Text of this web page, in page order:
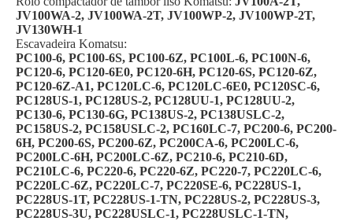
JV100WA-2, JV100WA-2T, JV100WP-2, JV100WP-2T,
JV130WH-1
Escavadeira Komatsu:
PC100-6, PC100-6S, PC100-6Z, PC100L-6, PC100N-6,
PC120-6, PC120-6E0, PC120-6H, PC120-6S, PC120-6Z,
PC120-6Z-A1, PC120LC-6, PC120LC-6E0, PC120SC-6,
PC128US-1, PC128US-2, PC128UU-1, PC128UU-2,
PC130-6, PC130-6G, PC138US-2, PC138USLC-2,
PC158US-2, PC158USLC-2, PC160LC-7, PC200-6, PC200-
6H, PC200-6S, PC200-6Z, PC200CA-6, PC200LC-6,
PC200LC-6H, PC200LC-6Z, PC210-6, PC210-6D,
PC210LC-6, PC220-6, PC220-6Z, PC220-7, PC220LC-6,
PC220LC-6Z, PC220LC-7, PC220SE-6, PC228US-1,
PC228US-1T, PC228US-1-TN, PC228US-2, PC228US-3,
PC228US-3U, PC228USLC-1, PC228USLC-1-TN,